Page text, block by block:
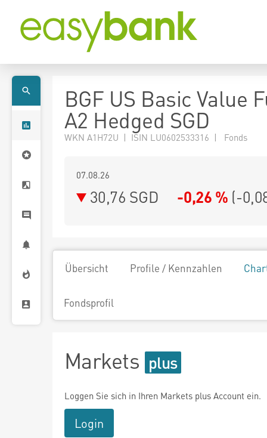
BGF US Basic Value
A2 Hedged SGD
WKN A1H72U | ISIN LU0602533316 | Fonds
07.08.26
30,76 SGD -0,26 % (-
Übersicht Profile / Kennzahlen
Fondsprofil
Markets
Loggen Sie sich in Ihren Markets plus Account ein.
Login